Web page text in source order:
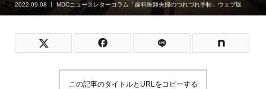
2022.09.08 MDCニュースレターコラム「歯科医師夫婦のつれづれ手帖」ウェブ版
この記事のタイトルとURLをコピーする